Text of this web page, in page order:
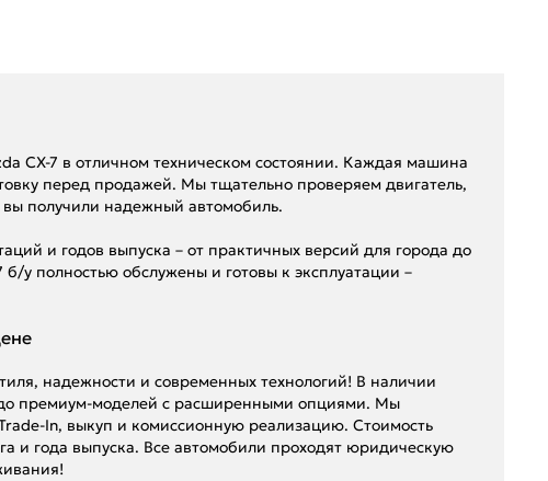
CX-7 в отличном техническом состоянии. Каждая машина
перед продажей. Мы тщательно проверяем двигатель,
получили надежный автомобиль.
и годов выпуска – от практичных версий для города до
у полностью обслужены и готовы к эксплуатации –
надежности и современных технологий! В наличии
премиум-моделей с расширенными опциями. Мы
In, выкуп и комиссионную реализацию. Стоимость
и года выпуска. Все автомобили проходят юридическую